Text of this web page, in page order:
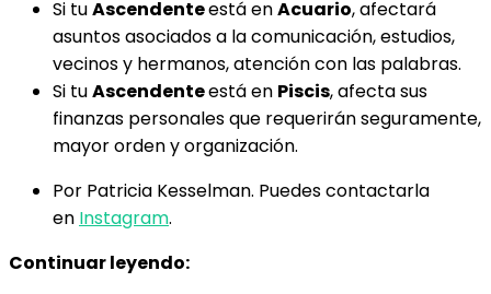
Si tuAscendenteestá enAcuario, afectará
asuntos asociados a la comunicación, estudios,
vecinos y hermanos, atención con las palabras.
Si tuAscendenteestá en Piscis, afecta sus
finanzas personales que requerirán seguramente,
mayor orden y organización.
Por Patricia Kesselman. Puedes contactarla
en Instagram.
Continuar leyendo: